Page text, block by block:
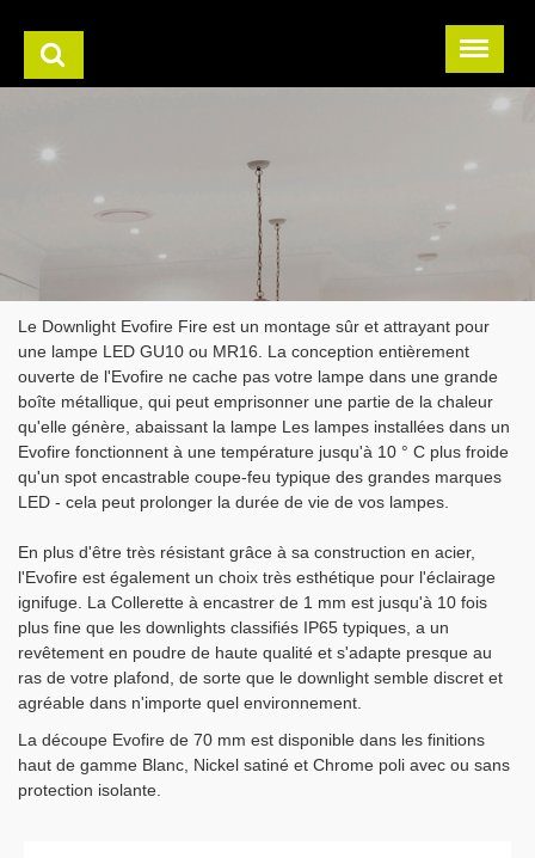
Le Downlight Evofire Fire est un montage sûr et attrayant pour
une lampe LED GU10 ou MR16. La conception entièrement
ouverte de l'Evofire ne cache pas votre lampe dans une grande
boîte métallique, qui peut emprisonner une partie de la chaleur
qu'elle génère, abaissant la lampe Les lampes installées dans un
Evofire fonctionnent à une température jusqu'à 10 ° C plus froide
qu'un spot encastrable coupe-feu typique des grandes marques
LED - cela peut prolonger la durée de vie de vos lampes.
En plus d'être très résistant grâce à sa construction en acier,
l'Evofire est également un choix très esthétique pour l'éclairage
ignifuge. La Collerette à encastrer de 1 mm est jusqu'à 10 fois
plus fine que les downlights classifiés IP65 typiques, a un
revêtement en poudre de haute qualité et s'adapte presque au
ras de votre plafond, de sorte que le downlight semble discret et
agréable dans n'importe quel environnement.
La découpe Evofire de 70 mm est disponible dans les finitions
haut de gamme Blanc, Nickel satiné et Chrome poli avec ou sans
protection isolante.